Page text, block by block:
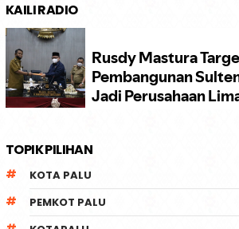
KAILI RADIO
TOPIK PILIHAN
KOTA PALU
PEMKOT PALU